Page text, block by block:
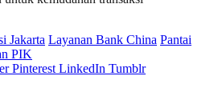
Jakarta Layanan Bank China Pantai
PIK
Pinterest LinkedIn Tumblr